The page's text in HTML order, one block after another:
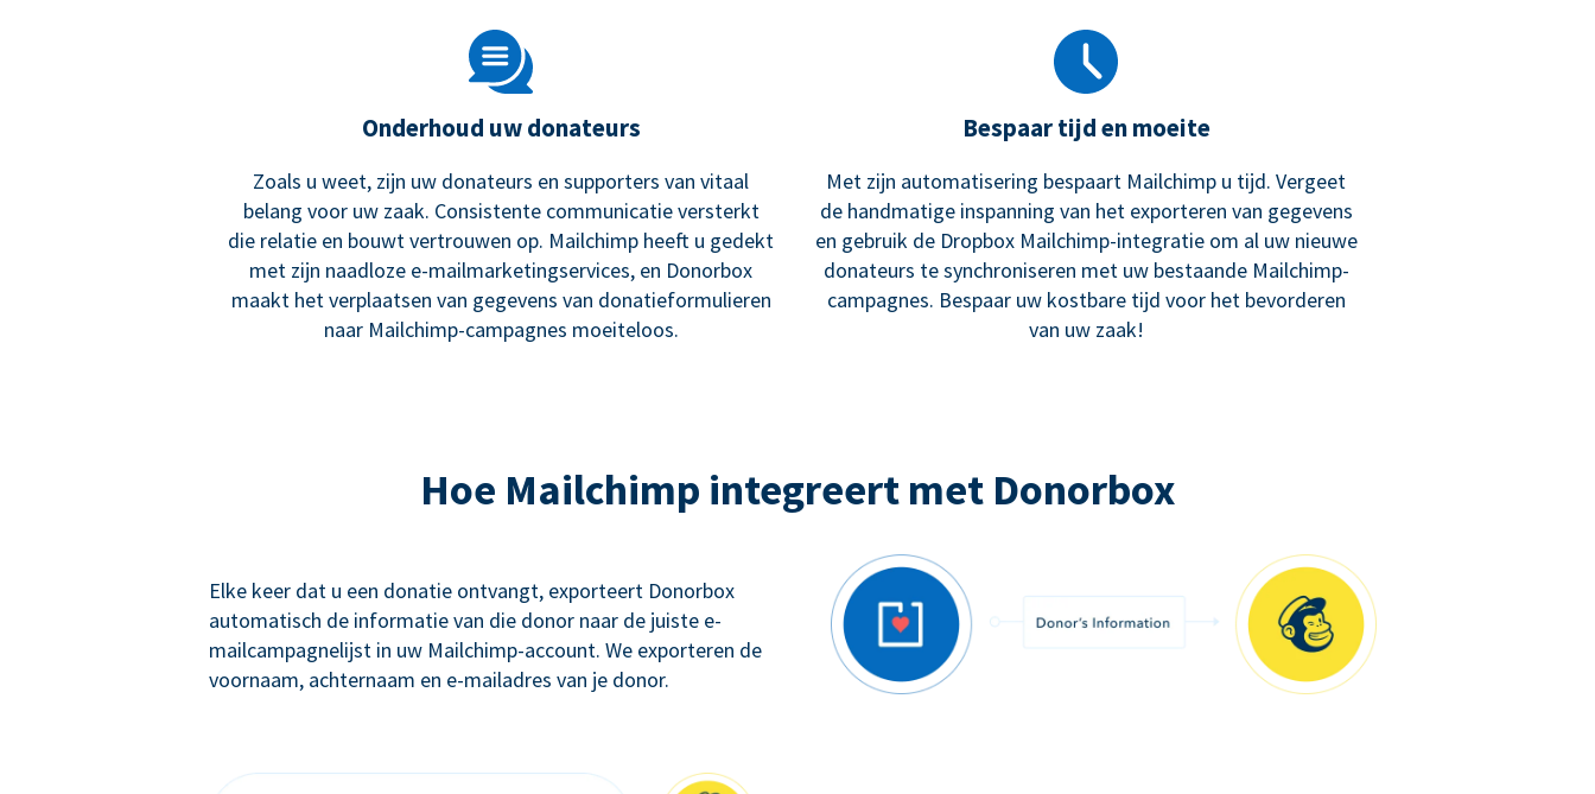
Onderhoud uw donateurs
Zoals u weet, zijn uw donateurs en supporters van vitaal
belang voor uw zaak. Consistente communicatie versterkt
die relatie en bouwt vertrouwen op. Mailchimp heeft u gedekt
met zijn naadloze e-mailmarketingservices, en Donorbox
maakt het verplaatsen van gegevens van donatieformulieren
naar Mailchimp-campagnes moeiteloos.
Bespaar tijd en moeite
Met zijn automatisering bespaart Mailchimp u tijd. Vergeet
de handmatige inspanning van het exporteren van gegevens
en gebruik de Dropbox Mailchimp-integratie om al uw nieuwe
donateurs te synchroniseren met uw bestaande Mailchimp-
campagnes. Bespaar uw kostbare tijd voor het bevorderen
van uw zaak!
Hoe Mailchimp integreert met Donorbox
Elke keer dat u een donatie ontvangt, exporteert Donorbox
automatisch de informatie van die donor naar de juiste e-
mailcampagnelijst in uw Mailchimp-account. We exporteren de
voornaam, achternaam en e-mailadres van je donor.